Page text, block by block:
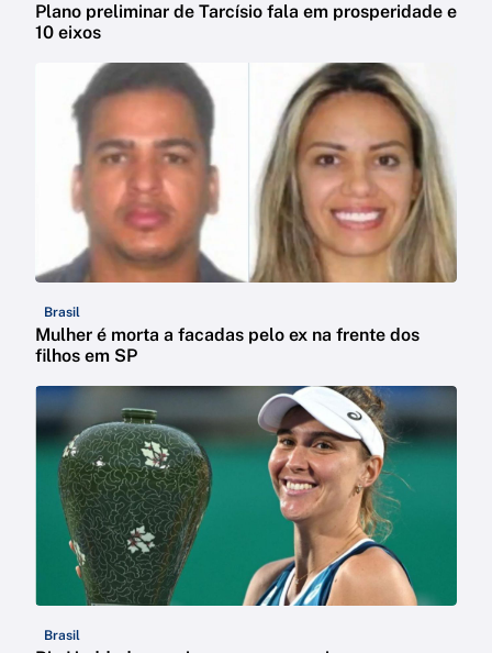
Plano preliminar de Tarcísio fala em prosperidade e
10 eixos
Brasil
Mulher é morta a facadas pelo ex na frente dos
filhos em SP
Brasil